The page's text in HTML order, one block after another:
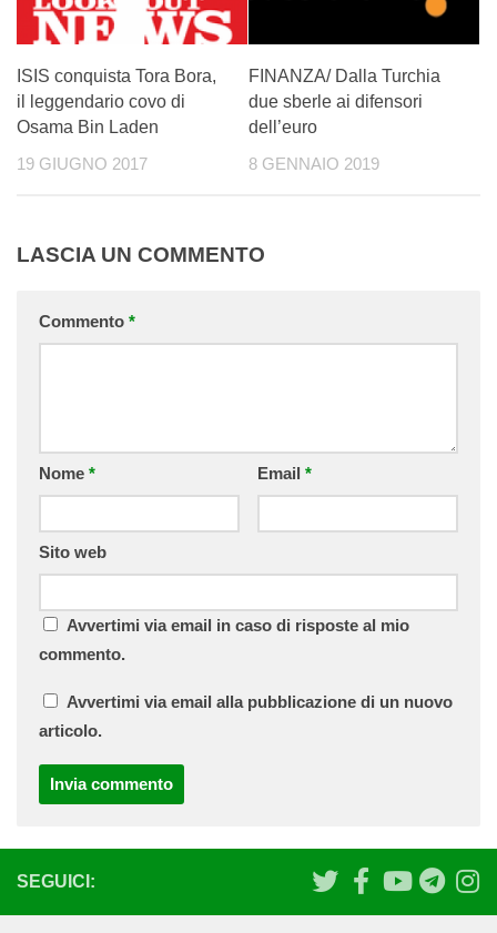
ISIS conquista Tora Bora,
il leggendario covo di
Osama Bin Laden
19 GIUGNO 2017
FINANZA/ Dalla Turchia
due sberle ai difensori
dell’euro
8 GENNAIO 2019
LASCIA UN COMMENTO
Commento *
Nome * Email *
Sito web
Avvertimi via email in caso di risposte al mio
commento.
Avvertimi via email alla pubblicazione di un nuovo
articolo.
SEGUICI: